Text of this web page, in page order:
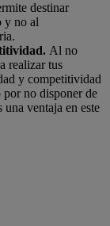
destinar
y no al
Al no
realizar tus
y competitividad
no disponer de
ventaja en este